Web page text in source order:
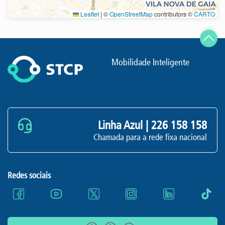
Leaflet | ©OpenStreetMapcontributors ©CARTO
Atualizar
Mobilidade Inteligente
Linha Azul | 226 158 158
Chamada para a rede fixa nacional
Redes sociais